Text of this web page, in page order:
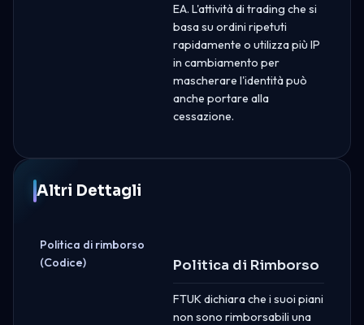
EA. L'attività di trading che si
basa su ordini ripetuti
rapidamente o utilizza più IP
in cambiamento per
mascherare l'identità può
anche portare alla
cessazione.
Altri Dettagli
Politica di rimborso
(Codice)
Politica di Rimborso
FTUK dichiara che i suoi piani
non sono rimborsabili una